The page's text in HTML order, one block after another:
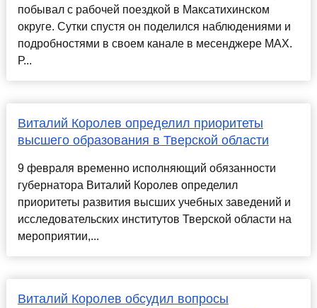
побывал с рабочей поездкой в Максатихинском
округе. Сутки спустя он поделился наблюдениями и
подробностями в своем канале в месенджере MAX.
Р...
Виталий Королев определил приоритеты
высшего образования в Тверской области
9 февраля временно исполняющий обязанности
губернатора Виталий Королев определил
приоритеты развития высших учебных заведений и
исследовательских институтов Тверской области на
мероприятии,...
Виталий Королев обсудил вопросы